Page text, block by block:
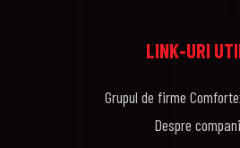
LINK-URI
Grupul de firme
Despre